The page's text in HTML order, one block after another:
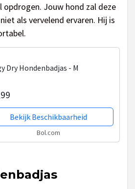
opdrogen. Jouw hond zal deze
als vervelend ervaren. Hij is
Dry Hondenbadjas - M
Bekijk Beschikbaarheid
Bol.com